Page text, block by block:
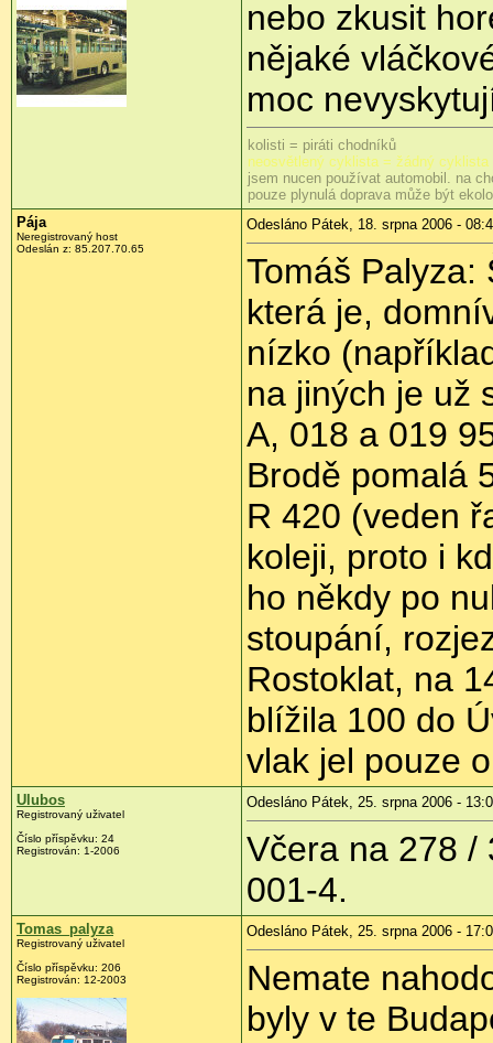
nebo zkusit
nějaké
moc
kolisti = piráti chodníků
neosvětlený cyklista = žádný cyklista
jsem nucen používat automobil. na
pouze plynulá doprava může být
Pája
Neregistrovaný host
Odeslán z: 85.207.70.65
Odesláno Pátek, 18. srpna 2006 -
Tomáš Palyza:
která je,
nízko
na jiných je už
A, 018 a 019
Brodě pomalá
R 420 (veden
koleji, proto i
ho někdy po
stoupání,
Rostoklat, na
blížila 100 do
vlak jel pouze
Ulubos
Registrovaný uživatel
Číslo příspěvku: 24
Registrován: 1-2006
Odesláno Pátek, 25. srpna 2006 -
Včera na 278 /
001-4.
Tomas_palyza
Registrovaný uživatel
Číslo příspěvku: 206
Registrován: 12-2003
Odesláno Pátek, 25. srpna 2006 -
Nemate
byly v te